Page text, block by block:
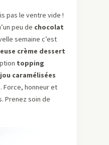
pas le ventre vide !
peu de chocolat
semaine c’est
crème dessert
topping
caramélisées
Force, honneur et
Prenez soin de